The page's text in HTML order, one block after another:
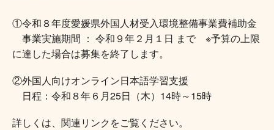
①令和８年度愛媛県外国人材受入環境整備事業費補助金
事業実施期間 ： 令和９年２月１日 まで ※予算の上限
に達した場合は募集を終了します。
②外国人向けオンライン日本語学習支援
日程：令和８年６月25日（木）14時～15時
詳しくは、関連リンクをご覧ください。